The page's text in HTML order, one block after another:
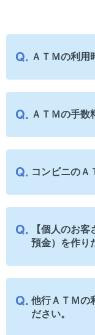
ＡＴＭの利用
ＡＴＭの手数
コンビニのＡ
【個人のお
預金）を作り
他行ＡＴＭの
ださい。